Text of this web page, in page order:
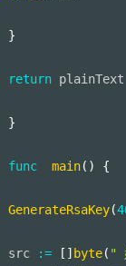
}
return plainText
}
func main( ) {
GenerateRsaKey(
src := [ ] byte( "